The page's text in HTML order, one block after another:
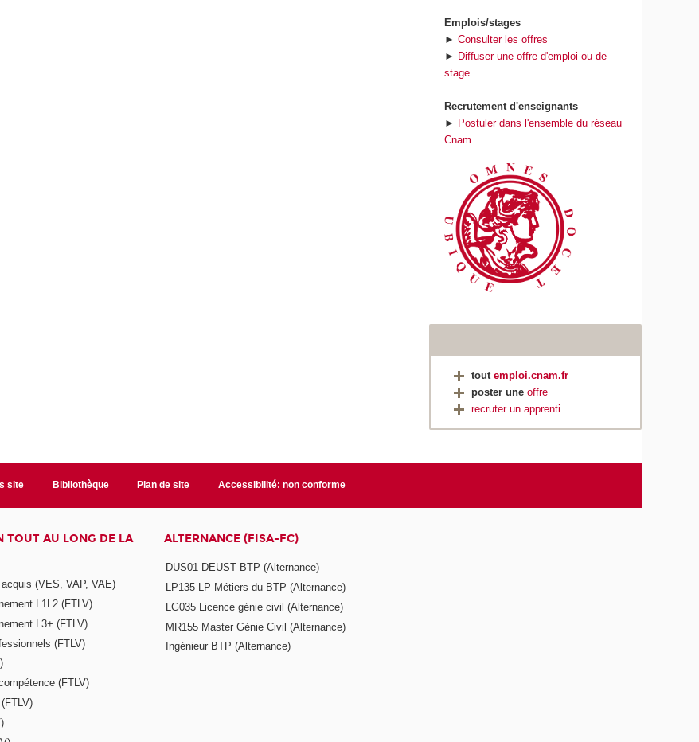
Emplois/stages
►Consulter les offres
► Diffuser une offre d'emploi ou de
stage
Recrutement d'enseignants
► Postuler dans l'ensemble du réseau
Cnam
toutemploi.cnam.fr
poster uneoffre
recruter un apprenti
site Bibliothèque Plan de site Accessibilité: non conforme
TOUT AU LONG DE LA
(VES, VAP, VAE)
L1L2 (FTLV)
L3+ (FTLV)
(FTLV)
(FTLV)
ALTERNANCE (FISA-FC)
DUS01 DEUST BTP (Alternance)
LP135 LP Métiers du BTP (Alternance)
LG035 Licence génie civil (Alternance)
MR155 Master Génie Civil (Alternance)
Ingénieur BTP (Alternance)